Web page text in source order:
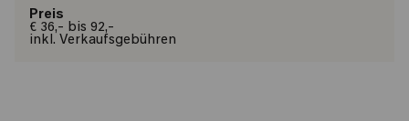
Preis
€ 36,- bis 92,-
inkl. Verkaufsgebühren